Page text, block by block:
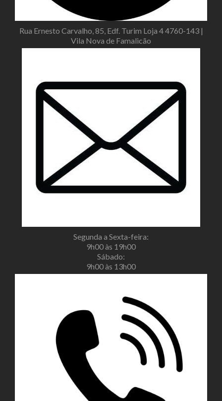
Rua Ernesto Carvalho, 85, Edf. Turim Loja 4 4760-143 |
Vila Nova de Famalicão
Segunda a Sexta-feira:
9h00 às 19h00
Sábado:
9h00 às 13h00